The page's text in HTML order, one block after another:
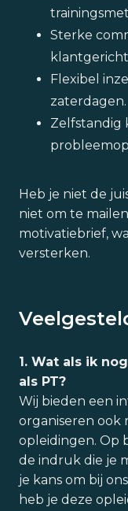
Sterke
Flexibel
zaterdagen.
Zelfstandig
Heb je niet de
niet om te
motivatiebrief,
versterken.
1. Wat als ik
als PT?
Wij bieden een
organiseren ook
opleidingen. Op
de indruk die je
je kans om bij
heb je deze